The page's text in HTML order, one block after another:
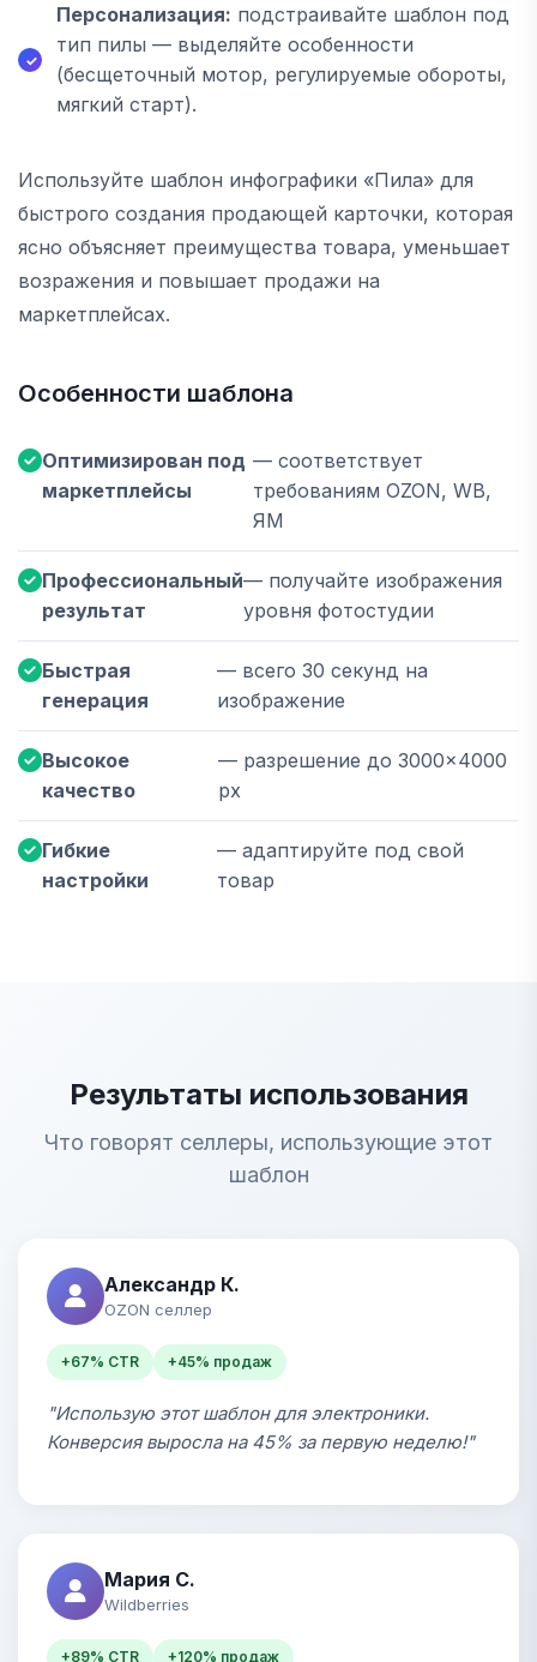
Персонализация: подстраивайте шаблон под
тип пилы — выделяйте особенности
(бесщеточный мотор, регулируемые обороты,
мягкий старт).
Используйте шаблон инфографики «Пила» для
быстрого создания продающей карточки, которая
ясно объясняет преимущества товара, уменьшает
возражения и повышает продажи на
маркетплейсах.
Особенности шаблона
Оптимизирован под
маркетплейсы
— соответствует
требованиям OZON, WB,
ЯМ
Профессиональный
результат
— получайте изображения
уровня фотостудии
Быстрая
генерация
— всего 30 секунд на
изображение
Высокое
качество
— разрешение до 3000×4000
px
Гибкие
настройки
— адаптируйте под свой
товар
Результаты использования
Что говорят селлеры, использующие этот
шаблон
Александр К.
OZON селлер
+67% CTR +45% продаж
"Использую этот шаблон для электроники.
Конверсия выросла на 45% за первую неделю!"
Мария С.
Wildberries
+89% CTR +120% продаж